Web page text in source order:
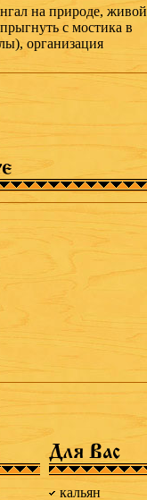
на природе, живой
с мостика в
организация
Для Вас
кальян